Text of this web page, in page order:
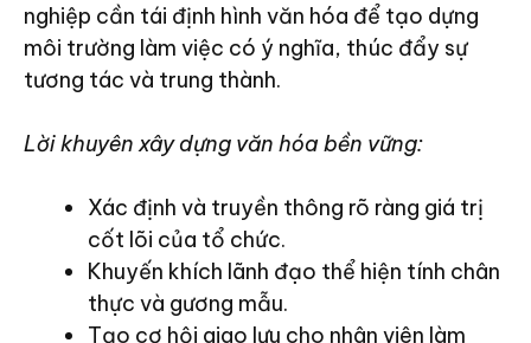
nghiệp cần tái định hình văn hóa để tạo dựng
môi trường làm việc có ý nghĩa, thúc đẩy sự
tương tác và trung thành.
Lời khuyên xây dựng văn hóa bền vững:
Xác định và truyền thông rõ ràng giá trị
cốt lõi của tổ chức.
Khuyến khích lãnh đạo thể hiện tính chân
thực và gương mẫu.
Tạo cơ hội giao lưu cho nhân viên làm